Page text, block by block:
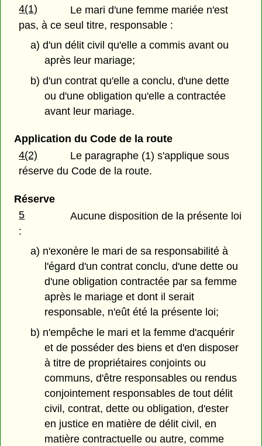
4(1)
Le mari d'une femme mariée n'est
pas, à ce seul titre, responsable :
a) d'un délit civil qu'elle a commis avant ou
après leur mariage;
b) d'un contrat qu'elle a conclu, d'une dette
ou d'une obligation qu'elle a contractée
avant leur mariage.
Application du Code de la route
4(2)
Le paragraphe (1) s'applique sous
réserve du Code de la route.
Réserve
5
Aucune disposition de la présente loi
:
a) n'exonère le mari de sa responsabilité à
l'égard d'un contrat conclu, d'une dette ou
d'une obligation contractée par sa femme
après le mariage et dont il serait
responsable, n'eût été la présente loi;
b) n'empêche le mari et la femme d'acquérir
et de posséder des biens et d'en disposer
à titre de propriétaires conjoints ou
communs, d'être responsables ou rendus
conjointement responsables de tout délit
civil, contrat, dette ou obligation, d'ester
en justice en matière de délit civil, en
matière contractuelle ou autre, comme